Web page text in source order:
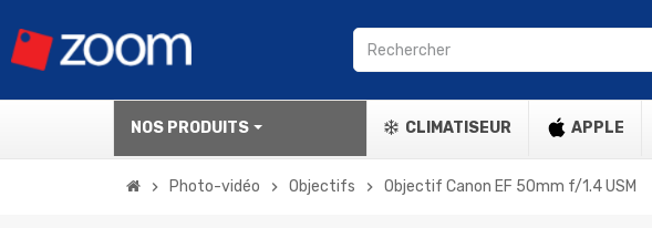
NOS PRODUITS CLIMATISEUR APPLE
chevron_right Photo-vidéo chevron_right Objectifs chevron_right Objectif Canon EF 50mm f/1.4 USM